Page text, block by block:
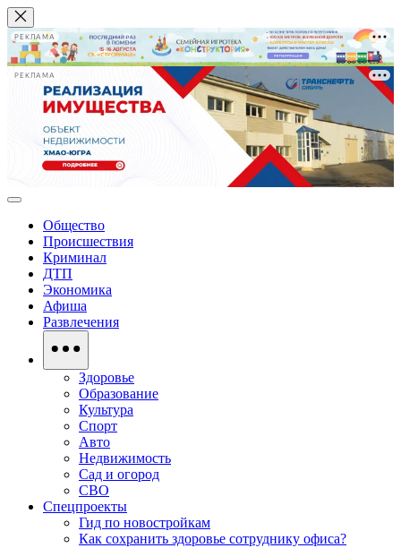
РЕКЛАМА
РЕКЛАМА
Общество
Происшествия
Криминал
ДТП
Экономика
Афиша
Развлечения
Здоровье
Образование
Культура
Спорт
Авто
Недвижимость
Сад и огород
СВО
Спецпроекты
Гид по новостройкам
Как сохранить здоровье сотруднику офиса?